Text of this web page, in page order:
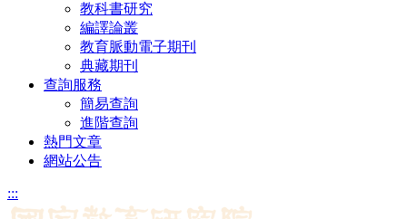
教科書研究
編譯論叢
教育脈動電子期刊
典藏期刊
查詢服務
簡易查詢
進階查詢
熱門文章
網站公告
:::